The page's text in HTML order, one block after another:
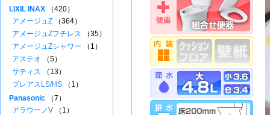
LIXIL INAX （420）
アメージュZ （364）
アメージュZフチレス （35）
アメージュZシャワー （1）
アステオ （5）
サティス （13）
プレアスLS/HS （1）
Panasonic （7）
アラウーノV （1）